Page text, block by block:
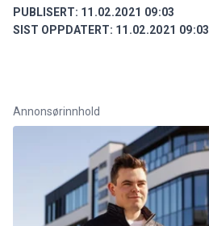
PUBLISERT: 11.02.2021 09:03
SIST OPPDATERT: 11.02.2021 09:03
Annonsørinnhold